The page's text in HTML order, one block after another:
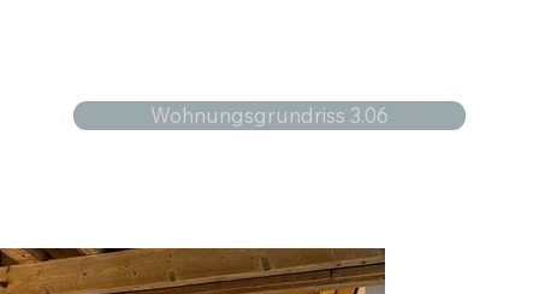
Wohnungsgrundriss 3.06